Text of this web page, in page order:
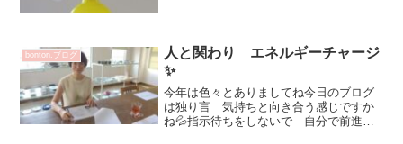
bonton.ブログ
人と関わり エネルギーチャージ
✨
今年は色々とありましてね今日のブログ
は独り言 気持ちと向き合う感じですか
ね💦指示待ちをしないで 自分で前進で